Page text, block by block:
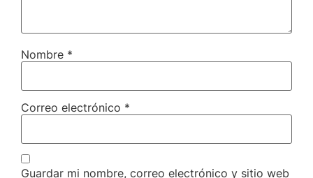
Nombre *
Correo electrónico *
Guardar mi nombre, correo electrónico y sitio web